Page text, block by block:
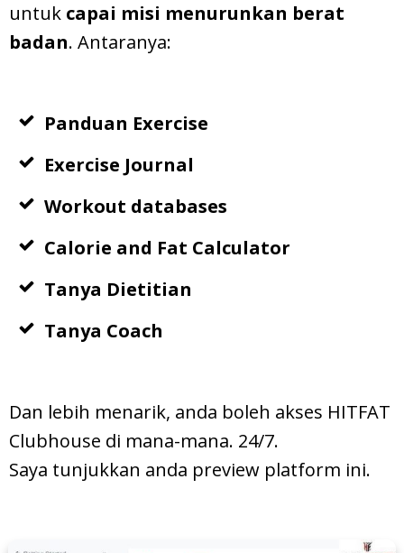
untuk capai misi menurunkan berat
badan. Antaranya:
Panduan Exercise
Exercise Journal
Workout databases
Calorie and Fat Calculator
Tanya Dietitian
Tanya Coach
Dan lebih menarik, anda boleh akses HITFAT
Clubhouse di mana-mana. 24/7.
Saya tunjukkan anda preview platform ini.